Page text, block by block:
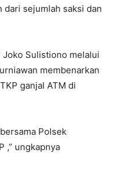
sejumlah saksi dan
Joko Sulistiono melalui
membenarkan
ganjal ATM di
Polsek
,” ungkapnya